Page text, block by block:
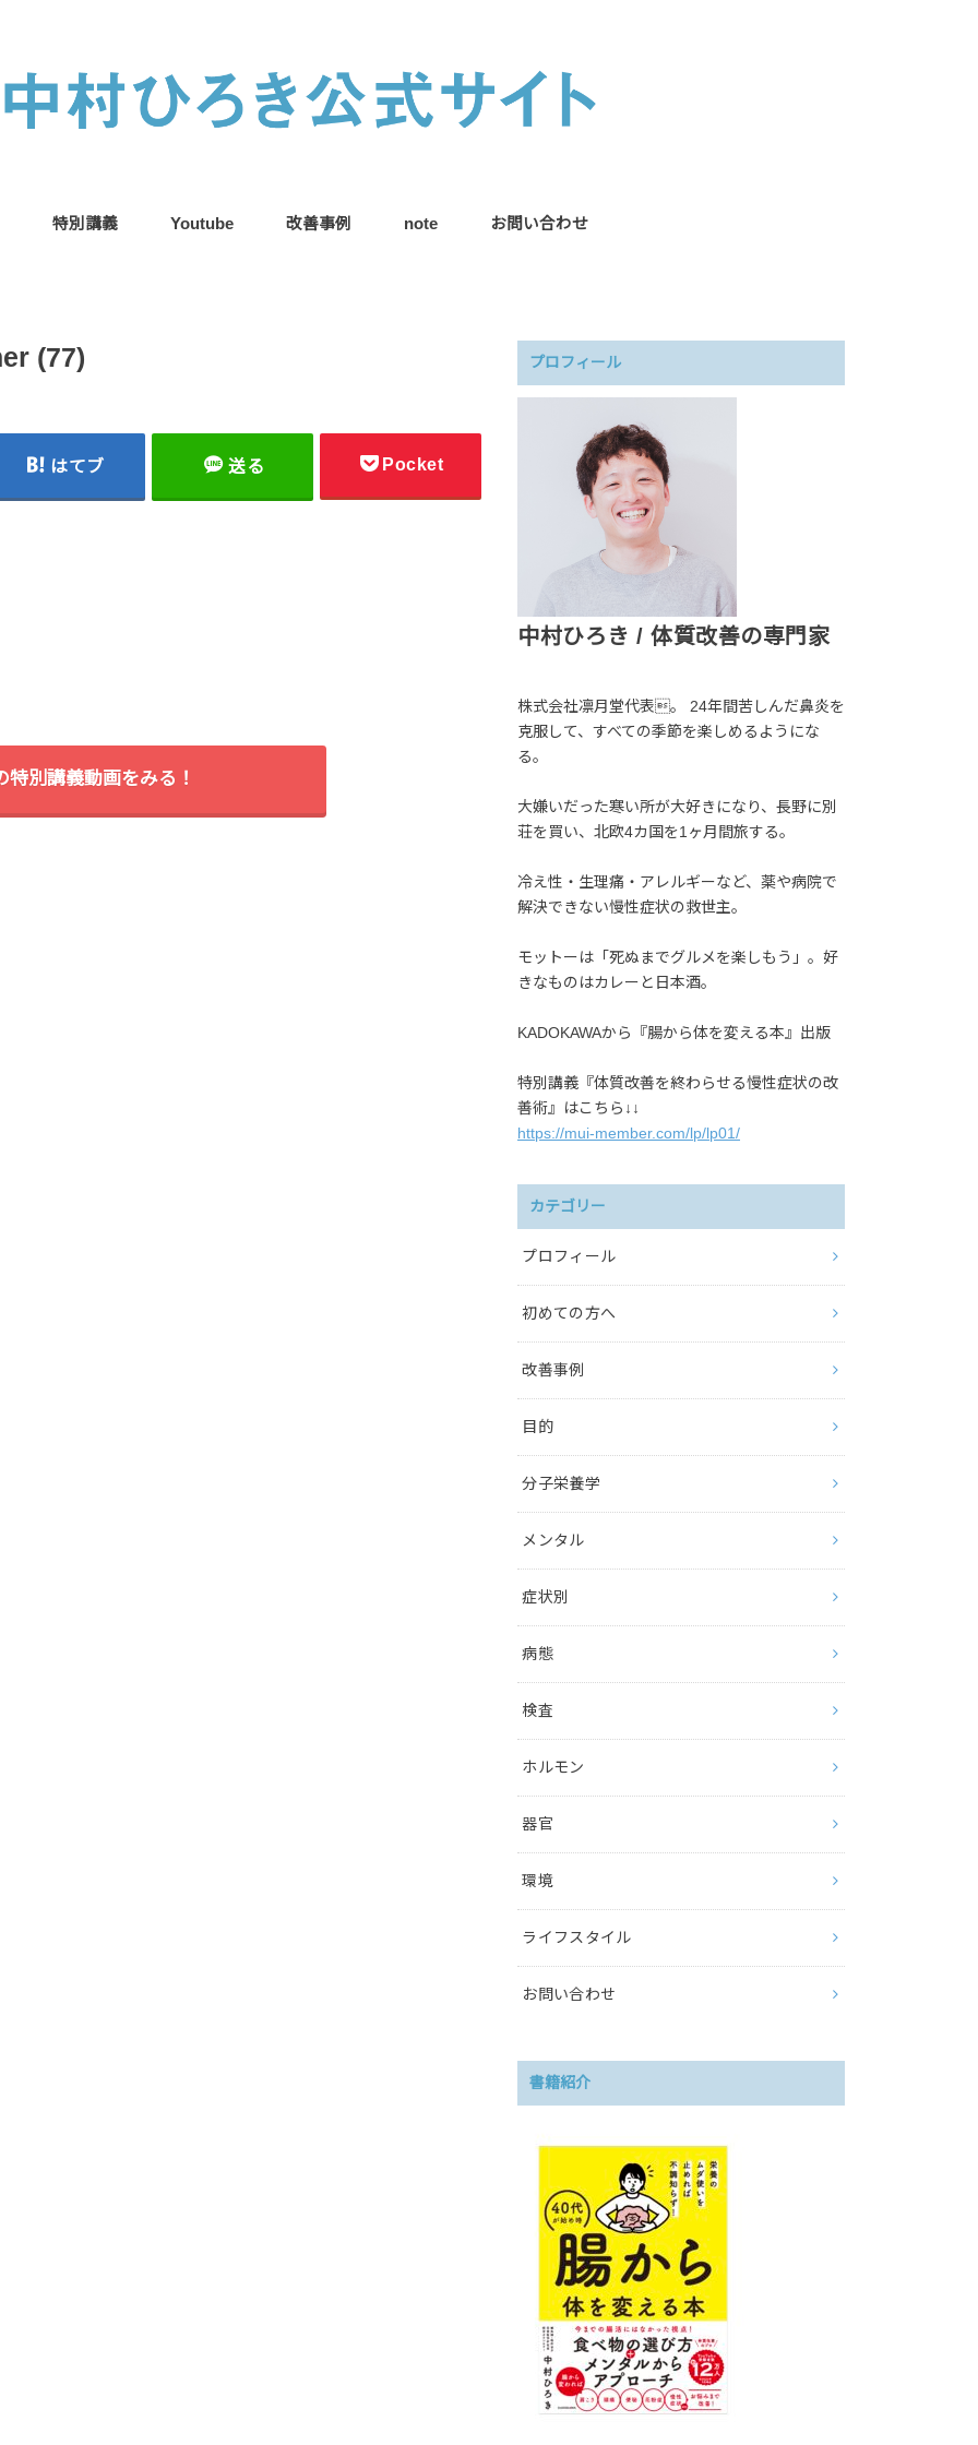
特別講義 Youtube 改善事例 note お問い合わせ
(77)
はてブ 送る Pocket
特別講義動画をみる！
プロフィール
中村ひろき / 体質改善の専門家
株式会社凛月堂代表。 24年間苦しんだ鼻炎を
克服して、すべての季節を楽しめるようにな
る。
大嫌いだった寒い所が大好きになり、長野に別
荘を買い、北欧4カ国を1ヶ月間旅する。
冷え性・生理痛・アレルギーなど、薬や病院で
解決できない慢性症状の救世主。
モットーは「死ぬまでグルメを楽しもう」。好
きなものはカレーと日本酒。
KADOKAWAから『腸から体を変える本』出版
特別講義『体質改善を終わらせる慢性症状の改
善術』はこちら↓↓
https://mui-member.com/lp/lp01/
カテゴリー
プロフィール
初めての方へ
改善事例
目的
分子栄養学
メンタル
症状別
病態
検査
ホルモン
器官
環境
ライフスタイル
お問い合わせ
書籍紹介